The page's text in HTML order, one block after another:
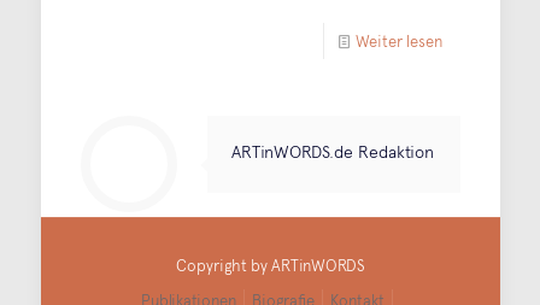
Weiter lesen
ARTinWORDS.de Redaktion
Copyright by ARTinWORDS
Publikationen
Biografie Kontakt